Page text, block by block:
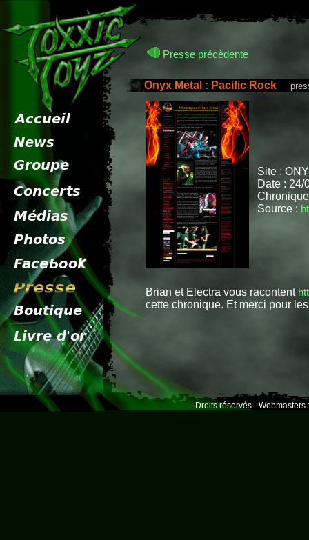
Presse précèdente
Onyx Metal : Pacific Rock
Site :
Date : 24/
Source :
Brian et Electra vous racontent
cette chronique. Et merci pour
- Droits réservés - Webmasters